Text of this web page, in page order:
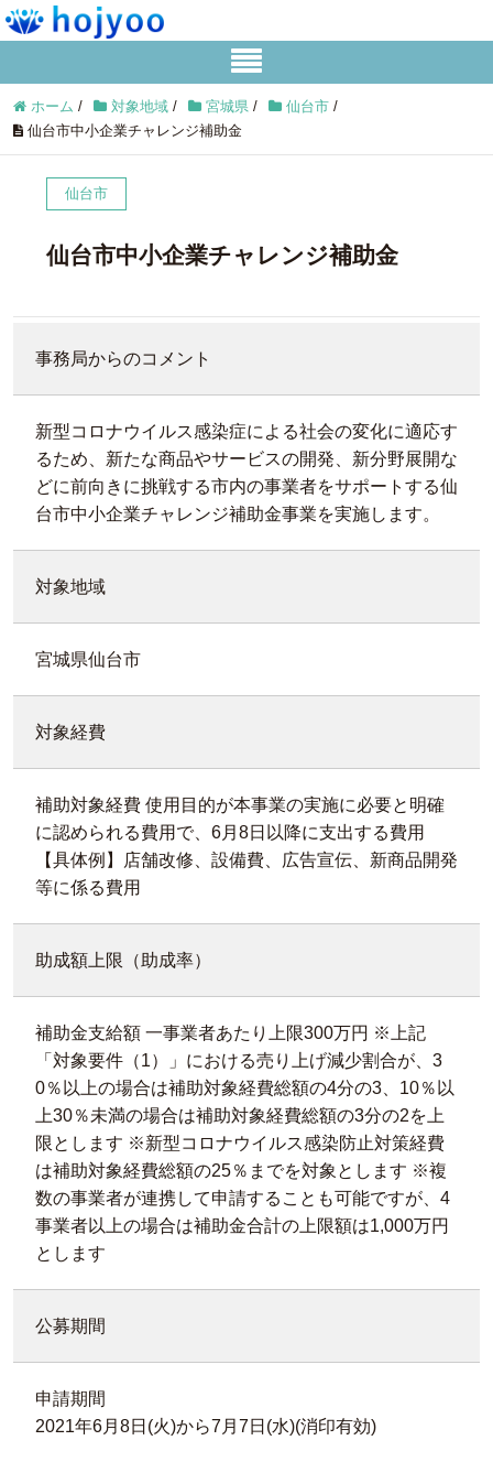
ホーム / 対象地域 / 宮城県 / 仙台市 /
仙台市中小企業チャレンジ補助金
仙台市
仙台市中小企業チャレンジ補助金
事務局からのコメント
新型コロナウイルス感染症による社会の変化に適応す
るため、新たな商品やサービスの開発、新分野展開な
どに前向きに挑戦する市内の事業者をサポートする仙
台市中小企業チャレンジ補助金事業を実施します。
対象地域
宮城県仙台市
対象経費
補助対象経費 使用目的が本事業の実施に必要と明確
に認められる費用で、6月8日以降に支出する費用
【具体例】店舗改修、設備費、広告宣伝、新商品開発
等に係る費用
助成額上限（助成率）
補助金支給額 一事業者あたり上限300万円 ※上記
「対象要件（1）」における売り上げ減少割合が、3
0％以上の場合は補助対象経費総額の4分の3、10％以
上30％未満の場合は補助対象経費総額の3分の2を上
限とします ※新型コロナウイルス感染防止対策経費
は補助対象経費総額の25％までを対象とします ※複
数の事業者が連携して申請することも可能ですが、4
事業者以上の場合は補助金合計の上限額は1,000万円
とします
公募期間
申請期間
2021年6月8日(火)から7月7日(水)(消印有効)